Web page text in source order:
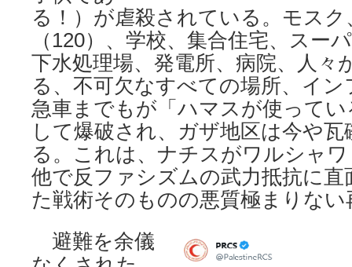
る！）が虐殺されている。モスク
（120）、学校、集合住宅、スー
下水処理場、発電所、病院、人々
る、不可欠なすべての場所、イ
急車までもが「ハマスが使って
して爆破され、ガザ地区は今や
る。これは、ナチスがワルシャ
他で反ファシズムの武力抵抗に
た戦術そのものの悪質極まりな
避難を余儀